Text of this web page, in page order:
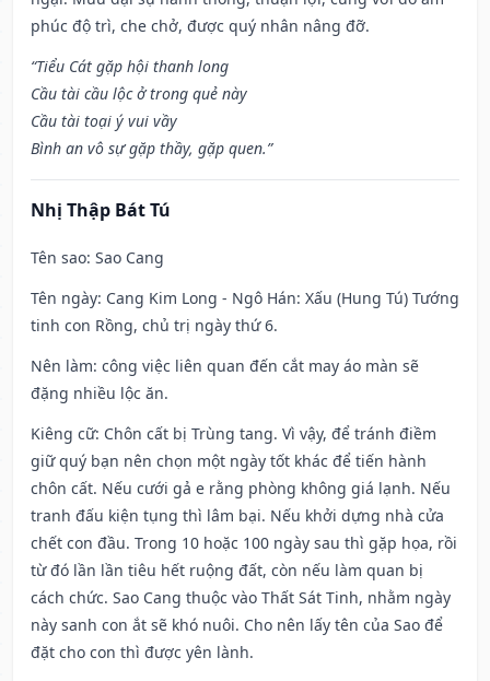
phúc độ trì, che chở, được quý nhân nâng đỡ.
“Tiểu Cát gặp hội thanh long
Cầu tài cầu lộc ở trong quẻ này
Cầu tài toại ý vui vầy
Bình an vô sự gặp thầy, gặp quen.”
Nhị Thập Bát Tú
Tên sao: Sao Cang
Tên ngày: Cang Kim Long - Ngô Hán: Xấu (Hung Tú) Tướng
tinh con Rồng, chủ trị ngày thứ 6.
Nên làm: công việc liên quan đến cắt may áo màn sẽ
đặng nhiều lộc ăn.
Kiêng cữ: Chôn cất bị Trùng tang. Vì vậy, để tránh điềm
giữ quý bạn nên chọn một ngày tốt khác để tiến hành
chôn cất. Nếu cưới gả e rằng phòng không giá lạnh. Nếu
tranh đấu kiện tụng thì lâm bại. Nếu khởi dựng nhà cửa
chết con đầu. Trong 10 hoặc 100 ngày sau thì gặp họa, rồi
từ đó lần lần tiêu hết ruộng đất, còn nếu làm quan bị
cách chức. Sao Cang thuộc vào Thất Sát Tinh, nhằm ngày
này sanh con ắt sẽ khó nuôi. Cho nên lấy tên của Sao để
đặt cho con thì được yên lành.